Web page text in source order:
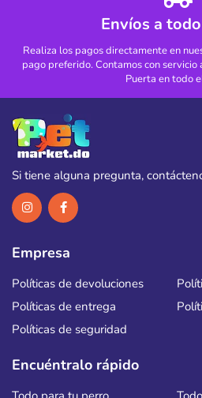
Envíos a
Realiza los pagos directamente en
pago preferido. Contamos con
Puerta en todo
Si tiene alguna pregunta,
Empresa
Políticas de devoluciones
Políticas de entrega
Políticas de seguridad
Encuéntralo rápido